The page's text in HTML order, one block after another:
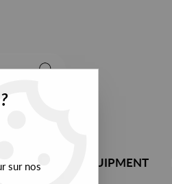
DJ EQUIPMENT
sur nos